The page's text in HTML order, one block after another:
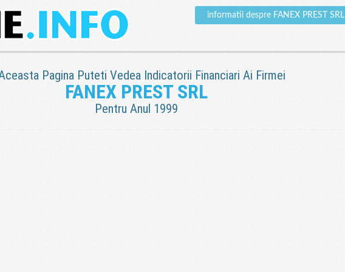
informatii despre FANEX PREST SRL
Pagina Puteti Vedea Indicatorii Financiari Ai Firmei
FANEX PREST SRL
Pentru Anul 1999